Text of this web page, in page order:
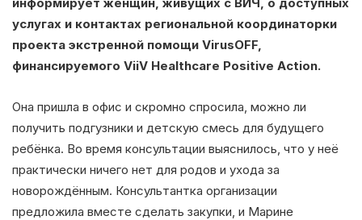
услугах и контактах региональной координаторки
проекта экстренной помощи VirusOFF,
финансируемого ViiV Healthcare Positive Action.
Она пришла в офис и скромно спросила, можно ли
получить подгузники и детскую смесь для будущего
ребёнка. Во время консультации выяснилось, что у неё
практически ничего нет для родов и ухода за
новорождённым. Консультантка организации
предложила вместе сделать закупки, и Марине